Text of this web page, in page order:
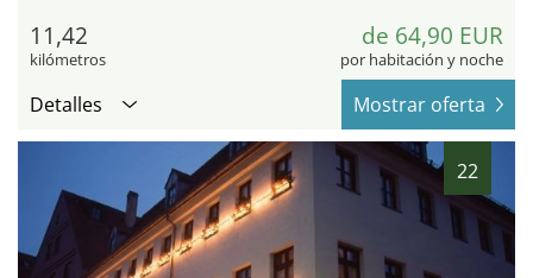
11,42
kilómetros
de 64,90 EUR
por habitación y noche
Detalles Mostrar oferta
22